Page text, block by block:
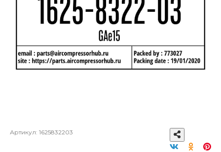
Артикул: 1625832203